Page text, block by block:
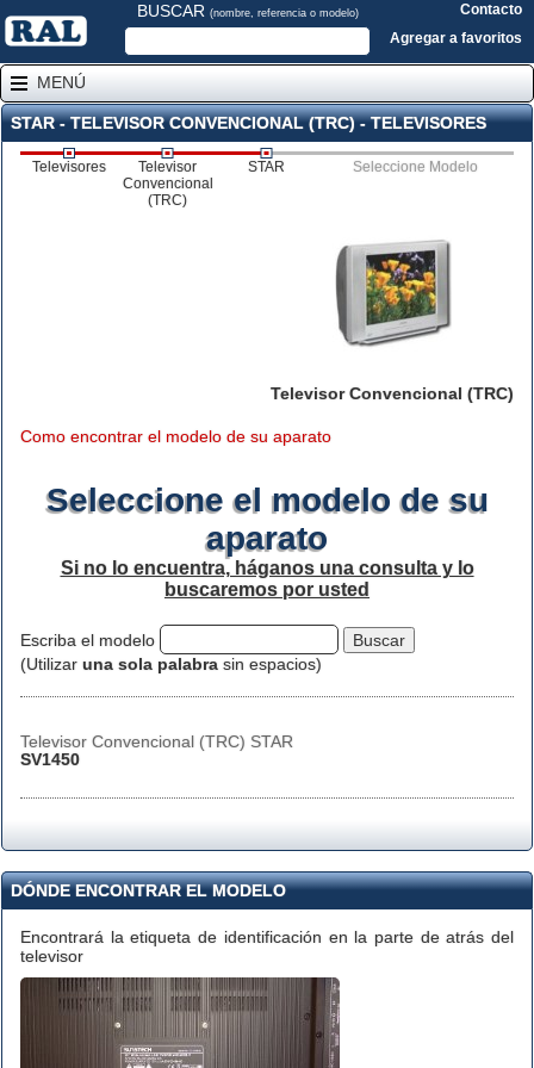
BUSCAR (nombre, referencia o modelo)
Contacto
Agregar a favoritos
MENÚ
STAR - TELEVISOR CONVENCIONAL (TRC) - TELEVISORES
Televisores
Televisor
Convencional
(TRC)
STAR Seleccione Modelo
Televisor Convencional (TRC)
Como encontrar el modelo de su aparato
Seleccione el modelo de su
aparato
Si no lo encuentra, háganos una consulta y lo
buscaremos por usted
Escriba el modelo
(Utilizar una sola palabra sin espacios)
Televisor Convencional (TRC) STAR
SV1450
DÓNDE ENCONTRAR EL MODELO
Encontrará la etiqueta de identificación en la parte de atrás del
televisor